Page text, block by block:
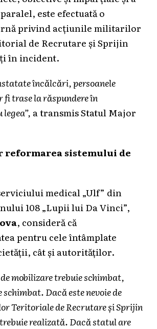
este efectuată o
privind acțiunile militarilor
de Recrutare și Sprijin
în incident.
încălcări, persoanele
fi trase la răspundere în
a transmis Statul Major
reformarea sistemului de
medical „Ulf” din
108 „Lupii lui Da Vinci”,
, consideră că
pentru cele întâmplate
cât și autorităților.
mobilizare trebuie schimbat,
Dacă este nevoie de
Teritoriale de Recrutare și Sprijin
realizată. Dacă statul are